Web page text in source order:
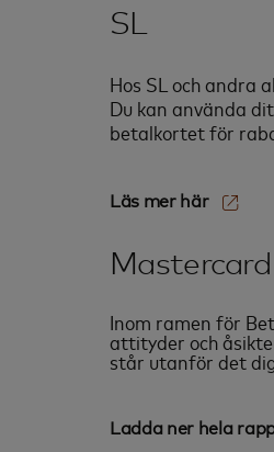
SL
Hos SL och
Du kan använda
betalkortet för
Läs mer här‎
Mastercard
Inom ramen för
attityder och
står utanför det
Ladda ner hela
opens in a new tab